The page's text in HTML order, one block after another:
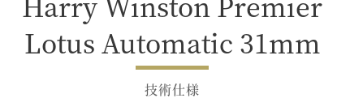
Lotus Automatic 31mm
技術仕様